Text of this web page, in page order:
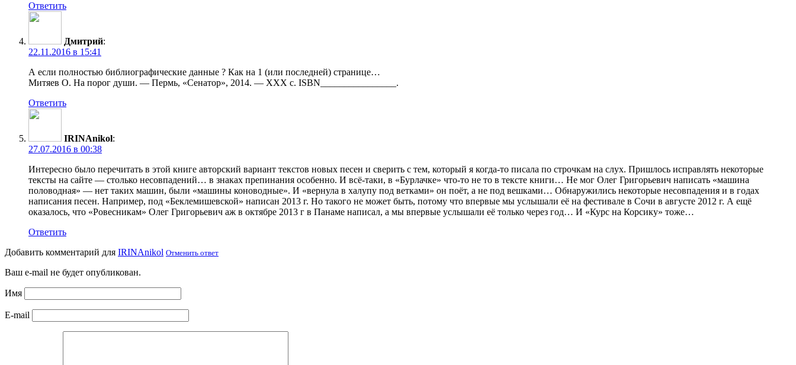
Ответить
Дмитрий:
22.11.2016 в 15:41
А если полностью библиографические данные ? Как на 1 (или последней) странице…
Митяев О. На порог души. — Пермь, «Сенатор», 2014. — ХХХ с. ISBN________________.
Ответить
IRINAnikol:
27.07.2016 в 00:38
Интересно было перечитать в этой книге авторский вариант текстов новых песен и сверить с тем, который я когда-то писала по строчкам на слух. Пришлось исправлять некоторые
тексты на сайте — столько несовпадений… в знаках препинания особенно. И всё-таки, в «Бурлачке» что-то не то в тексте книги… Не мог Олег Григорьевич написать «машина
половодная» — нет таких машин, были «машины коноводные». И «вернула в халупу под ветками» он поёт, а не под вешками… Обнаружились некоторые несовпадения и в годах
написания песен. Например, под «Беклемишевской» написан 2013 г. Но такого не может быть, потому что впервые мы услышали её на фестивале в Сочи в августе 2012 г. А ещё
оказалось, что «Ровесникам» Олег Григорьевич аж в октябре 2013 г в Панаме написал, а мы впервые услышали её только через год… И «Курс на Корсику» тоже…
Ответить
Добавить комментарий для IRINAnikol Отменить ответ
Ваш e-mail не будет опубликован.
Имя
E-mail